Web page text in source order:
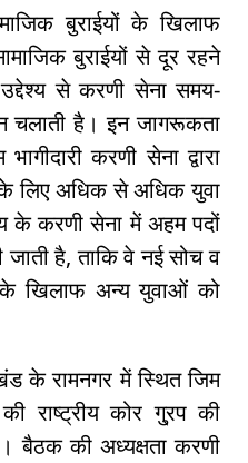
बुराईयों के खिलाफ
बुराईयों से दूर रहने
से करणी सेना समय-
चलाती है। इन जागरूकता
करणी सेना द्वारा
लिए अधिक से अधिक युवा
के करणी सेना में अहम पदों
जाती है, ताकि वे नई सोच व
के खिलाफ अन्य युवाओं को
के रामनगर में स्थित जिम
राष्ट्रीय कोर गु्रप की
बैठक की अध्यक्षता करणी